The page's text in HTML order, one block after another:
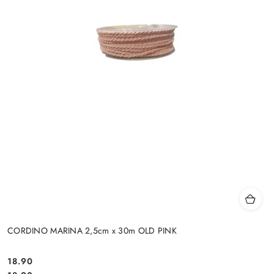
CORDINO MARINA 2,5cm x 30m OLD PINK
18.90